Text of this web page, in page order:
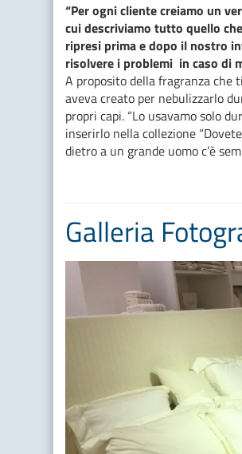
“Per ogni cliente creiamo un
cui descriviamo tutto quello
ripresi prima e dopo il nostro
risolvere i problemi in caso di
A proposito della fragranza che
aveva creato per nebulizzarlo
propri capi. “Lo usavamo solo
inserirlo nella collezione
dietro a un grande uomo c’è
Galleria